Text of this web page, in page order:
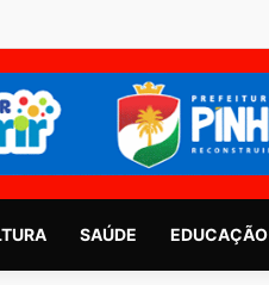
SAÚDE EDUCAÇÃO